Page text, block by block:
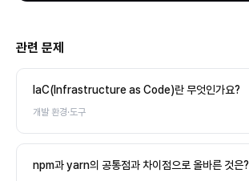
관련 문제
IaC(Infrastructure as Code)란 무엇인가요?
개발 환경·도구
npm과 yarn의 공통점과 차이점으로 올바른 것은?